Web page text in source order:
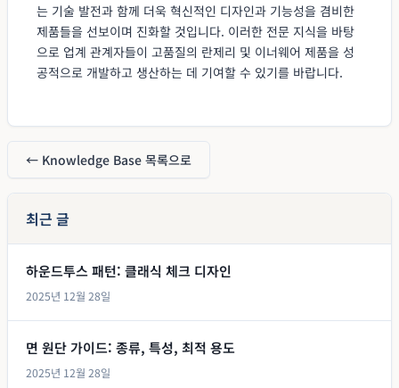
는 기술 발전과 함께 더욱 혁신적인 디자인과 기능성을 겸비한
제품들을 선보이며 진화할 것입니다. 이러한 전문 지식을 바탕
으로 업계 관계자들이 고품질의 란제리 및 이너웨어 제품을 성
공적으로 개발하고 생산하는 데 기여할 수 있기를 바랍니다.
← Knowledge Base 목록으로
최근 글
하운드투스 패턴: 클래식 체크 디자인
2025년 12월 28일
면 원단 가이드: 종류, 특성, 최적 용도
2025년 12월 28일